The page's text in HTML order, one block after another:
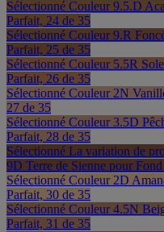
Sélectionné Couleur 9.5.D
Parfait, 24 de 35
Sélectionné Couleur 9.R
Parfait, 25 de 35
Sélectionné Couleur 5.5R
Parfait, 26 de 35
Sélectionné Couleur 2N
27 de 35
Sélectionné Couleur 3.5D
Parfait, 28 de 35
Sélectionné La variation de
9D Terre de Sienne pour
Sélectionné Couleur 2D
Parfait, 30 de 35
Sélectionné Couleur 4.5N
Parfait, 31 de 35